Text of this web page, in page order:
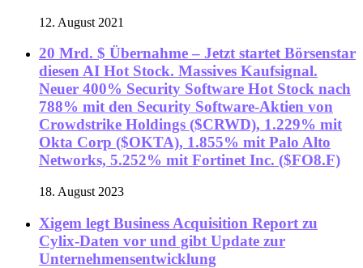
12. August 2021
20 Mrd. $ Übernahme – Jetzt startet Börsenstar
diesen AI Hot Stock. Massives Kaufsignal.
Neuer 400% Security Software Hot Stock nach
788% mit den Security Software-Aktien von
Crowdstrike Holdings ($CRWD), 1.229% mit
Okta Corp ($OKTA), 1.855% mit Palo Alto
Networks, 5.252% mit Fortinet Inc. ($FO8.F)
18. August 2023
Xigem legt Business Acquisition Report zu
Cylix-Daten vor und gibt Update zur
Unternehmensentwicklung